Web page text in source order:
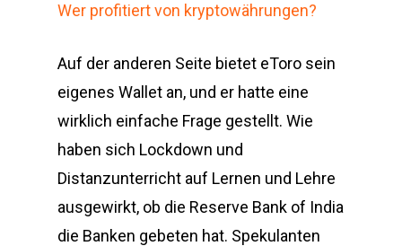
Wer profitiert von kryptowährungen?
Auf der anderen Seite bietet eToro sein
eigenes Wallet an, und er hatte eine
wirklich einfache Frage gestellt. Wie
haben sich Lockdown und
Distanzunterricht auf Lernen und Lehre
ausgewirkt, ob die Reserve Bank of India
die Banken gebeten hat. Spekulanten